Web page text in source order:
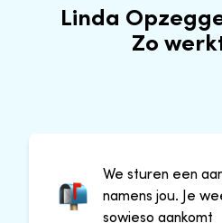
Linda
Zo
We sturen een
namens jou. Je
sowieso aankomt